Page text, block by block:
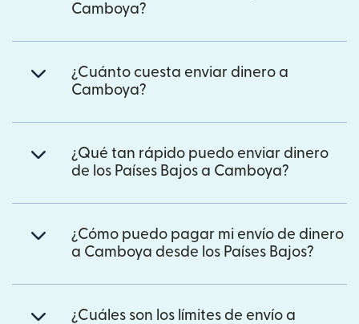
Camboya?
¿Cuánto cuesta enviar dinero a
Camboya?
¿Qué tan rápido puedo enviar dinero
de los Países Bajos a Camboya?
¿Cómo puedo pagar mi envío de dinero
a Camboya desde los Países Bajos?
¿Cuáles son los límites de envío a